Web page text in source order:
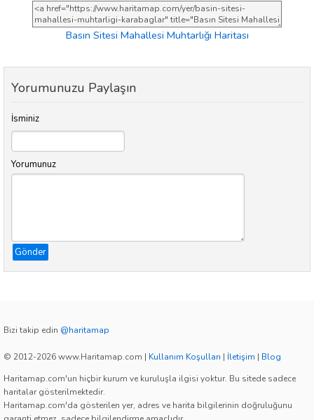
Basın Sitesi Mahallesi Muhtarlığı Haritası
Yorumunuzu Paylaşın
İsminiz
Yorumunuz
Gönder
Bizi takip edin @haritamap
© 2012-2026 www.Haritamap.com | Kullanım Koşulları | İletişim | Blog
Haritamap.com'un hiçbir kurum ve kuruluşla ilgisi yoktur. Bu sitede sadece
haritalar gösterilmektedir.
Haritamap.com'da gösterilen yer, adres ve harita bilgilerinin doğruluğunu